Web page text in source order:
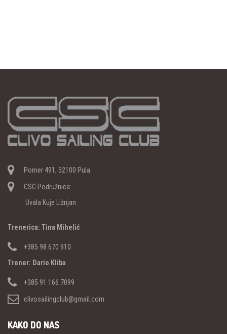
Pomer 491, 52100 Pula
CSC Podružnica:
Uvala Kuje Ližnjan
Trenerica: Tina Mihelić
+385 98 670 910
Trener: Dario Kliba
+385 91 166 7099
clivosailingclub@gmail.com
KAKO DO NAS